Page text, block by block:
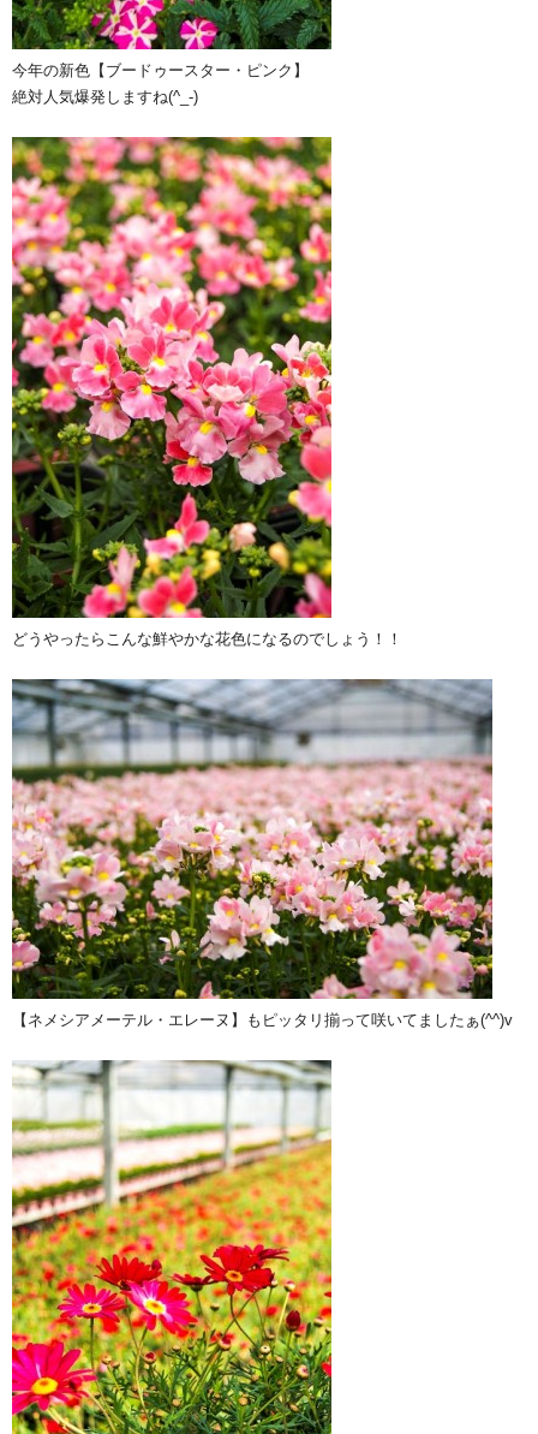
今年の新色【ブードゥースター・ピンク】
絶対人気爆発しますね(^_-)
どうやったらこんな鮮やかな花色になるのでしょう！！
【ネメシアメーテル・エレーヌ】もピッタリ揃って咲いてましたぁ(^^)v